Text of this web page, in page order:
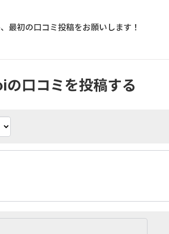
初の口コミ投稿をお願いします！
の口コミを投稿する